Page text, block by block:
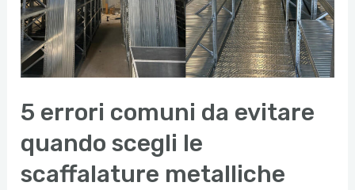
tuo
magazzino:
guida
pratica
alla
valutazione
iniziale
5 errori comuni da evitare
quando scegli le
scaffalature metalliche